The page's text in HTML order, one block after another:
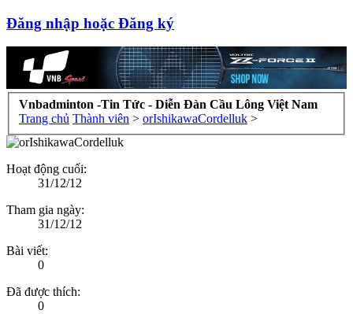
Đăng nhập hoặc Đăng ký
Vnbadminton -Tin Tức - Diễn Đàn Cầu Lông Việt Nam
Trang chủ Thành viên > orIshikawaCordelluk >
Hoạt động cuối:
31/12/12
Tham gia ngày:
31/12/12
Bài viết:
0
Đã được thích:
0